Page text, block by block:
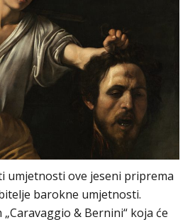
umjetnosti ove jeseni priprema
barokne umjetnosti.
& Bernini“ koja će